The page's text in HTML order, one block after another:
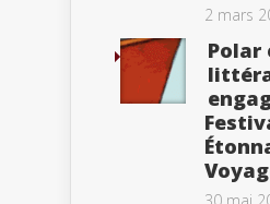
2 mars
Polar